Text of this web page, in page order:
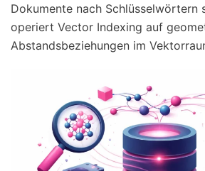
Dokumente nach Schlüsselwörtern
operiert Vector Indexing auf
Abstandsbeziehungen im